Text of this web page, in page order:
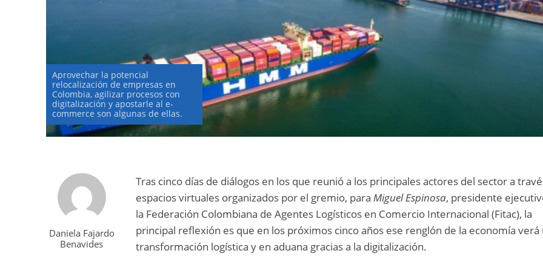
Aprovechar la potencial
relocalización de empresas en
Colombia, agilizar procesos con
digitalización y apostarle al e-
commerce son algunas de ellas.
Daniela Fajardo
Benavides
Tras cinco días de diálogos en los que reunió a los principales actores del sector a
espacios virtuales organizados por el gremio, paraMiguel Espinosa, presidente
la Federación Colombiana de Agentes Logísticos en Comercio Internacional (Fitac), la
principal reflexión es que en los próximos cinco años ese renglón de la economía verá
transformación logística y en aduana gracias a la digitalización.